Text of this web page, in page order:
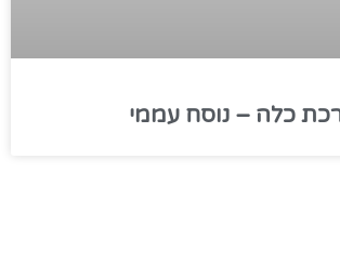
כלה – נוסח עממי